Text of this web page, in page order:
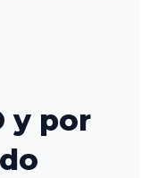
y por